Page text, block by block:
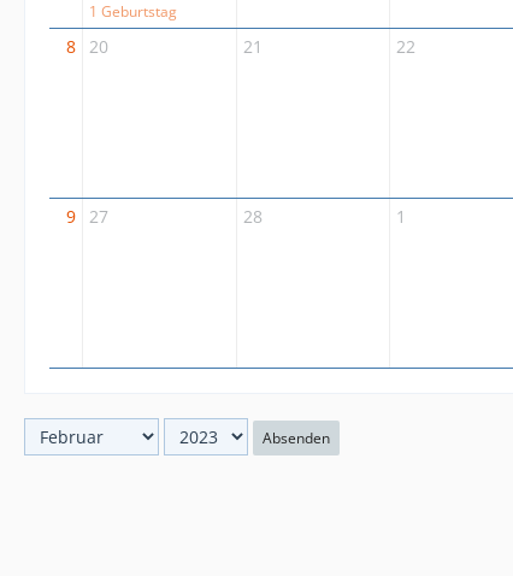
1 Geburtstag
8 20 21 22
9 27 28 1
Absenden